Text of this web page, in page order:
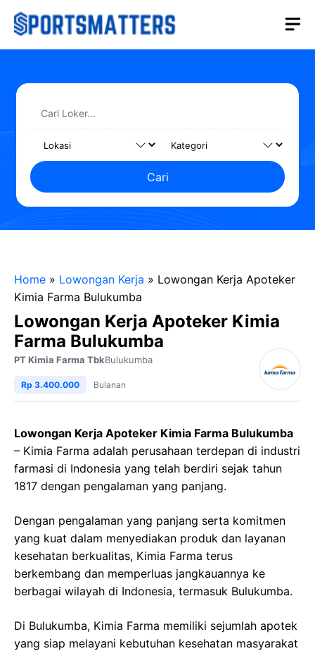
Langsung
Cari
Home » Lowongan Kerja » Lowongan Kerja Apoteker
Kimia Farma Bulukumba
Lowongan Kerja Apoteker Kimia
Farma Bulukumba
PT Kimia Farma TbkBulukumba
Rp 3.400.000 Bulanan
Lowongan Kerja Apoteker Kimia Farma Bulukumba
– Kimia Farma adalah perusahaan terdepan di industri
farmasi di Indonesia yang telah berdiri sejak tahun
1817 dengan pengalaman yang panjang.
Dengan pengalaman yang panjang serta komitmen
yang kuat dalam menyediakan produk dan layanan
kesehatan berkualitas, Kimia Farma terus
berkembang dan memperluas jangkauannya ke
berbagai wilayah di Indonesia, termasuk Bulukumba.
Di Bulukumba, Kimia Farma memiliki sejumlah apotek
yang siap melayani kebutuhan kesehatan masyarakat